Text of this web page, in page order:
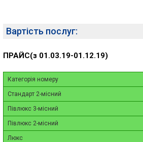
Вартість послуг:
ПРАЙС(з 01.03.19-01.12.19)
Категорія номеру
Стандарт 2-місний
Півлюкс 3-місний
Півлюкс 2-місний
Люкс